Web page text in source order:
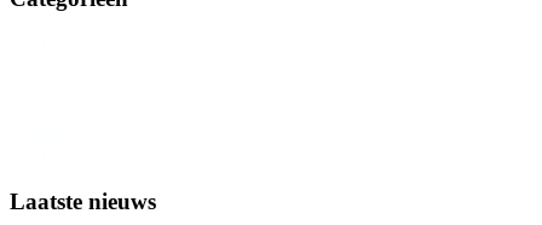
Laatste nieuws